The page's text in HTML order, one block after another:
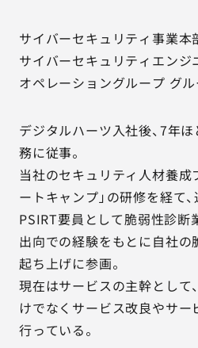
サイバーセキュリティ事業本
サイバーセキュリティエンジ
オペレーショングループ グ
デジタルハーツ入社後、7年
務に従事。
当社のセキュリティ人材養成
ートキャンプ」の研修を経て
PSIRT要員として脆弱性診断
出向での経験をもとに自社
起ち上げに参画。
現在はサービスの主幹として
けでなくサービス改良やサー
行っている。